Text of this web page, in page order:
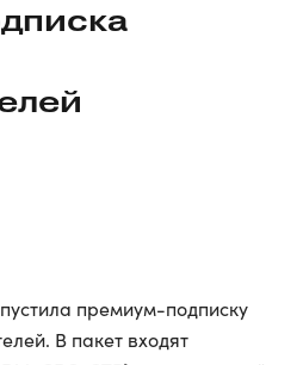
премиум-подписку
В пакет входят